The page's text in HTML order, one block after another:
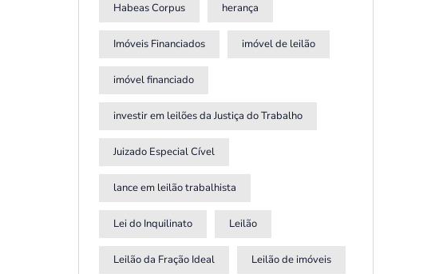
Habeas Corpus herança
Imóveis Financiados imóvel de leilão
imóvel financiado
investir em leilões da Justiça do Trabalho
Juizado Especial Cível
lance em leilão trabalhista
Lei do Inquilinato Leilão
Leilão da Fração Ideal Leilão de imóveis